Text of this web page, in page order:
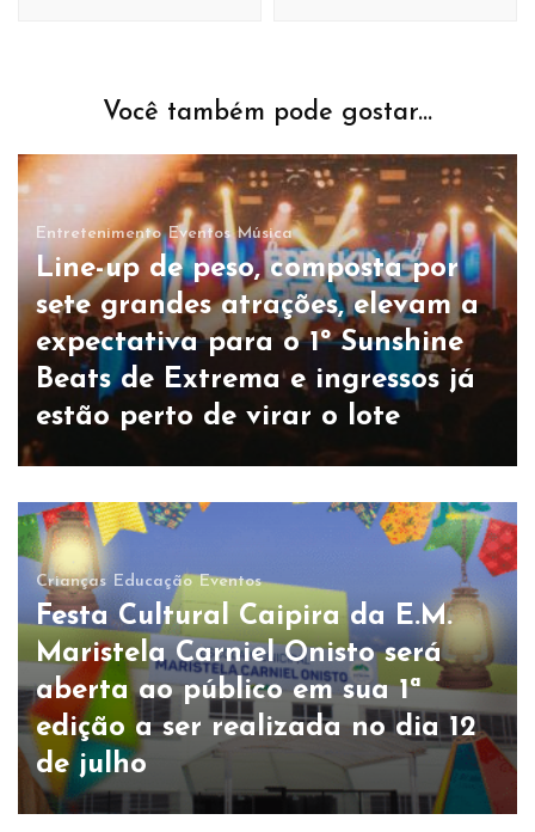
Você também pode gostar...
Entretenimento Eventos Música
Line-up de peso, composta por
sete grandes atrações, elevam a
expectativa para o 1º Sunshine
Beats de Extrema e ingressos já
estão perto de virar o lote
Crianças Educação Eventos
Festa Cultural Caipira da E.M.
Maristela Carniel Onisto será
aberta ao público em sua 1ª
edição a ser realizada no dia 12
de julho